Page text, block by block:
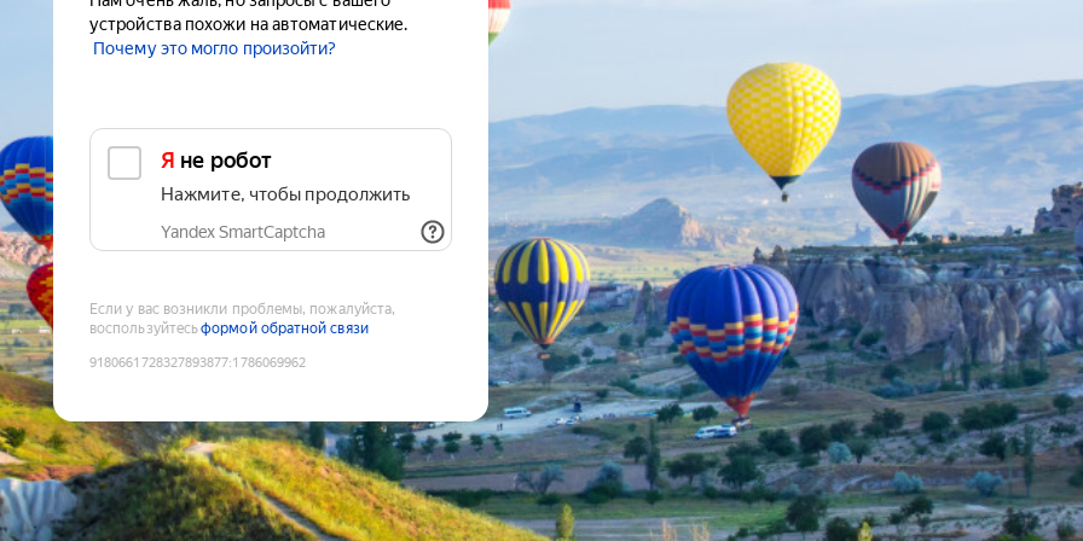
устройства похожи на автоматические.
Почему это могло произойти?
Я не робот
Нажмите, чтобы продолжить
Yandex SmartCaptcha
Если у вас возникли проблемы, пожалуйста,
воспользуйтесьформой обратной связи
9180661728327893877:1786069962